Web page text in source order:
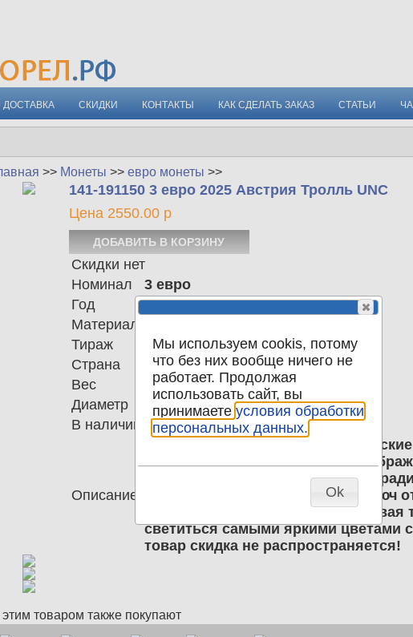
ДОСТАВКА СКИДКИ КОНТАКТЫ КАК СДЕЛАТЬ ЗАКАЗ СТАТЬИ
>> Монеты >> евро монеты >>
141-191150 3 евро 2025 Австрия Тролль UNC
Цена 2550.00 р
Скидки нет
Номинал
3 евро
Год
2025
Материал
Тираж
65.000
Страна
Австрия
Вес
16.00
Диаметр
34.00
В наличии
Описание
3 евро 2025 Австрия
На лицевых сторонах монет
фантастических рассказов или
стороне монет таинственный ключ
волшебное волшебство. Передовая
светиться самыми яркими
товар скидка не распространяется!
товаром также покупают
Мы используем cookis, потому
что без них вообще ничего не
работает. Продолжая
использовать сайт, вы
принимаете условия обработки
персональных данных.
Ok